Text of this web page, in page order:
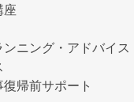
座
ニング・アドバイス
帰前サポート